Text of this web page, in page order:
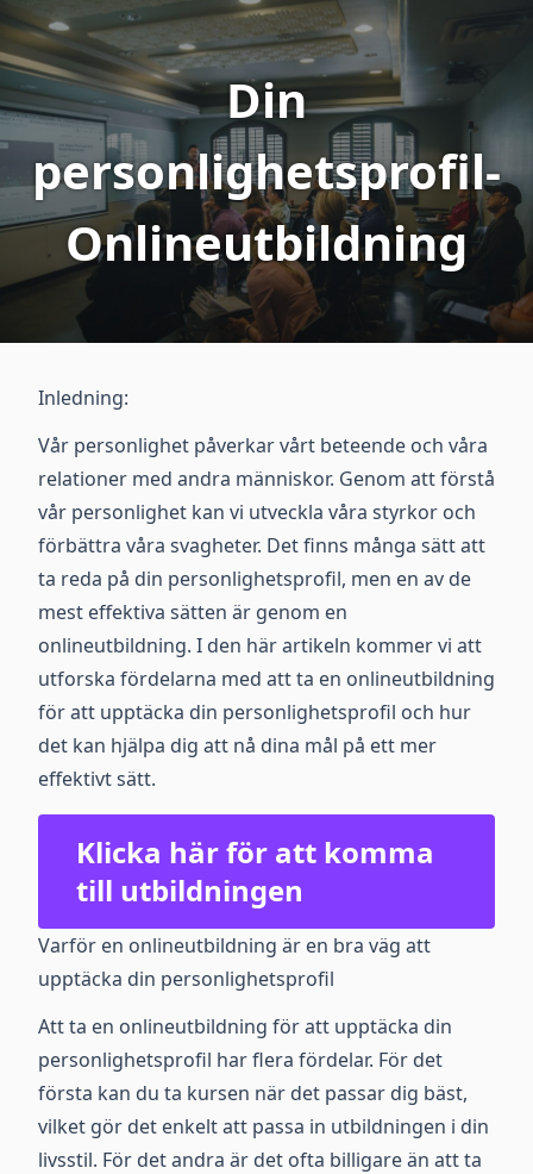
Din
personlighetsprofil-
Onlineutbildning
Inledning:
Vår personlighet påverkar vårt beteende och våra
relationer med andra människor. Genom att förstå
vår personlighet kan vi utveckla våra styrkor och
förbättra våra svagheter. Det finns många sätt att
ta reda på din personlighetsprofil, men en av de
mest effektiva sätten är genom en
onlineutbildning. I den här artikeln kommer vi att
utforska fördelarna med att ta en onlineutbildning
för att upptäcka din personlighetsprofil och hur
det kan hjälpa dig att nå dina mål på ett mer
effektivt sätt.
Klicka här för att komma
till utbildningen
Varför en onlineutbildning är en bra väg att
upptäcka din personlighetsprofil
Att ta en onlineutbildning för att upptäcka din
personlighetsprofil har flera fördelar. För det
första kan du ta kursen när det passar dig bäst,
vilket gör det enkelt att passa in utbildningen i din
livsstil. För det andra är det ofta billigare än att ta